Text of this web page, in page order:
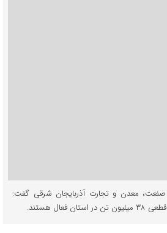
معدن و تجارت آذربایجان شرقی گفت:
هستند.